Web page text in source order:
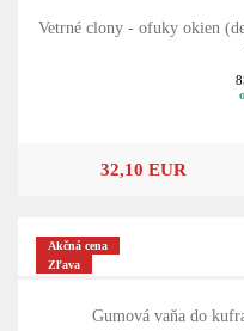
Vetrné clony - ofuky okien
32,10 EUR
Akčná cena
Zľava
Gumová vaňa do